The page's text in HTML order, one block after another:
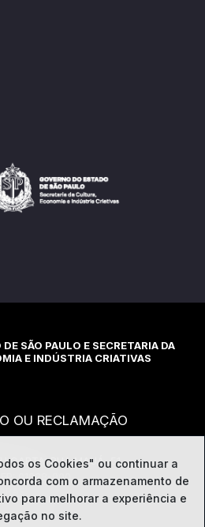
SÃO PAULO E SECRETARIA DA
E INDÚSTRIA CRIATIVAS
OU RECLAMAÇÃO
CARTA: RUA MAUÁ, 51
01028-900
os Cookies" ou continuar a
com o armazenamento de
para melhorar a experiência e
no site.